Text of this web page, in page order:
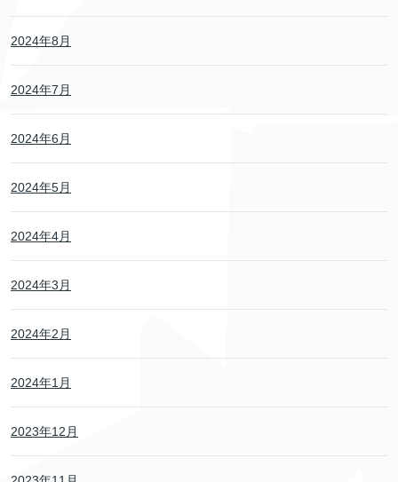
2024年8月
2024年7月
2024年6月
2024年5月
2024年4月
2024年3月
2024年2月
2024年1月
2023年12月